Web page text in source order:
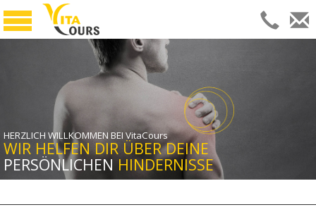
THERAPIE
TRAINING
Personaltraining
Kleingruppen
JOBS
HERZLICH WILLKOMMEN BEI VitaCours
WIR HELFEN DIR ÜBER DEINE
PERSÖNLICHEN HINDERNISSE